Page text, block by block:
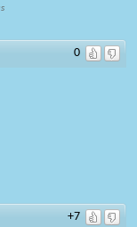
0
+7